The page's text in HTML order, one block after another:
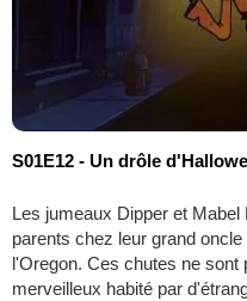
S01E12 - Un drôle
Les jumeaux Dipper et
parents chez leur grand
l'Oregon. Ces chutes ne sont
merveilleux habité par